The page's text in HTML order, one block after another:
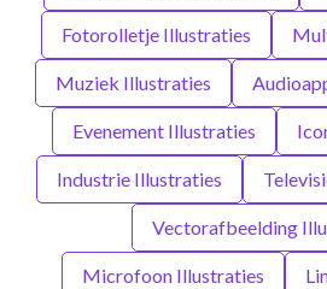
Fotorolletje Illustraties
Muziek Illustraties
Evenement Illustraties
Industrie Illustraties
Vectorafbeelding
Microfoon Illustraties